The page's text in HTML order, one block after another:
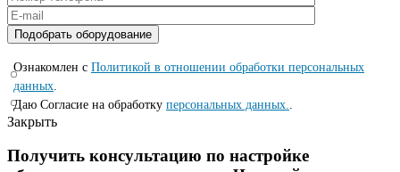
Ознакомлен с Политикой в отношении обработки персональных
данных
Даю Согласие на обработку персональных данных.
Закрыть
Получить консультацию по настройке